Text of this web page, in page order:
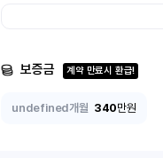
보증금 계약 만료시 환급!
undefined개월 340만원